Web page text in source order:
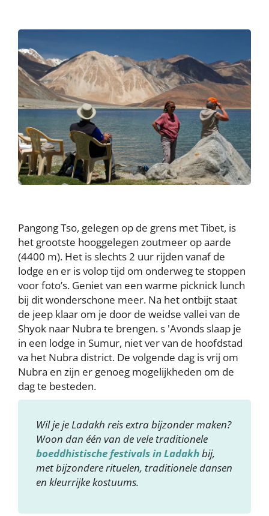
Pangong Tso, gelegen op de grens met Tibet, is
het grootste hooggelegen zoutmeer op aarde
(4400 m). Het is slechts 2 uur rijden vanaf de
lodge en er is volop tijd om onderweg te stoppen
voor foto’s. Geniet van een warme picknick lunch
bij dit wonderschone meer. Na het ontbijt staat
de jeep klaar om je door de weidse vallei van de
Shyok naar Nubra te brengen. s 'Avonds slaap je
in een lodge in Sumur, niet ver van de hoofdstad
va het Nubra district. De volgende dag is vrij om
Nubra en zijn er genoeg mogelijkheden om de
dag te besteden.
Wil je je Ladakh reis extra bijzonder maken?
Woon dan één van de vele traditionele
boeddhistische festivals in Ladakhbij,
met bijzondere rituelen, traditionele dansen
en kleurrijke kostuums.